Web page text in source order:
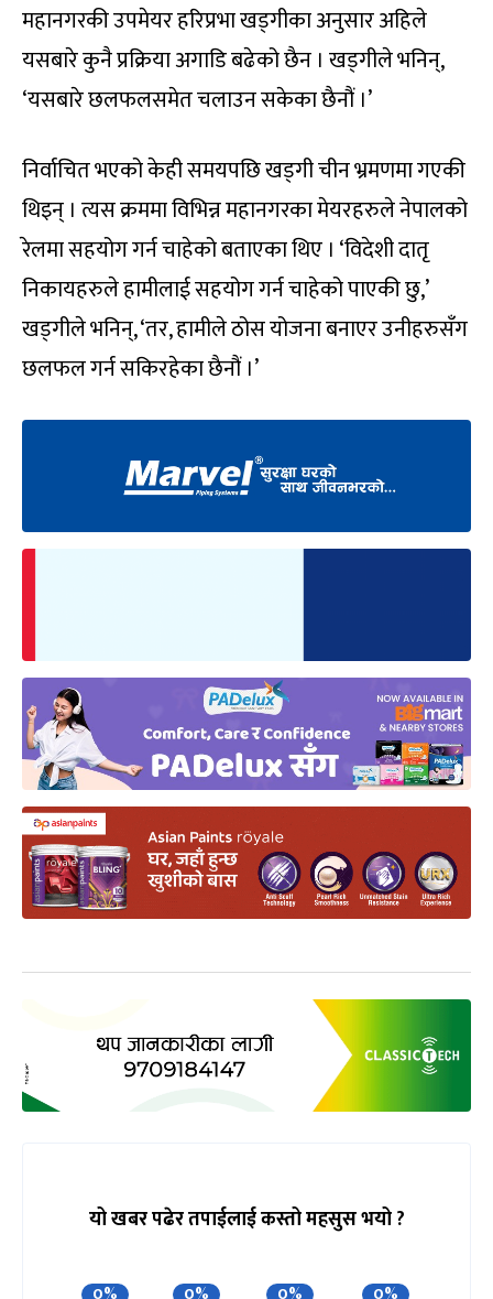
महानगरकी उपमेयर हरिप्रभा खड्गीका अनुसार अहिले
यसबारे कुनै प्रक्रिया अगाडि बढेको छैन । खड्गीले भनिन्,
‘यसबारे छलफलसमेत चलाउन सकेका छैनौं ।’
निर्वाचित भएको केही समयपछि खड्गी चीन भ्रमणमा गएकी
थिइन् । त्यस क्रममा विभिन्न महानगरका मेयरहरुले नेपालको
रेलमा सहयोग गर्न चाहेको बताएका थिए । ‘विदेशी दातृ
निकायहरुले हामीलाई सहयोग गर्न चाहेको पाएकी छु,’
खड्गीले भनिन्, ‘तर, हामीले ठोस योजना बनाएर उनीहरुसँग
छलफल गर्न सकिरहेका छैनौं ।’
यो खबर पढेर तपाईलाई कस्तो महसुस भयो ?